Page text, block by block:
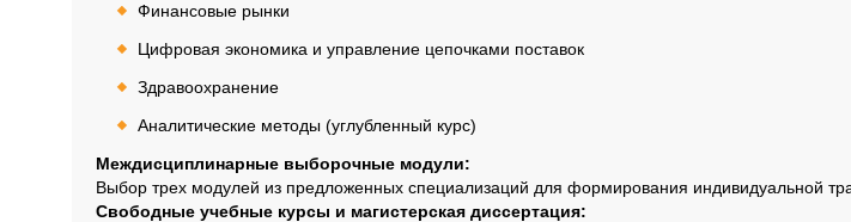
Финансовые рынки
Цифровая экономика и управление цепочками поставок
Здравоохранение
Аналитические методы (углубленный курс)
Междисциплинарные выборочные модули:
Выбор трех модулей из предложенных специализаций для формирования индивидуальной
Свободные учебные курсы и магистерская диссертация: